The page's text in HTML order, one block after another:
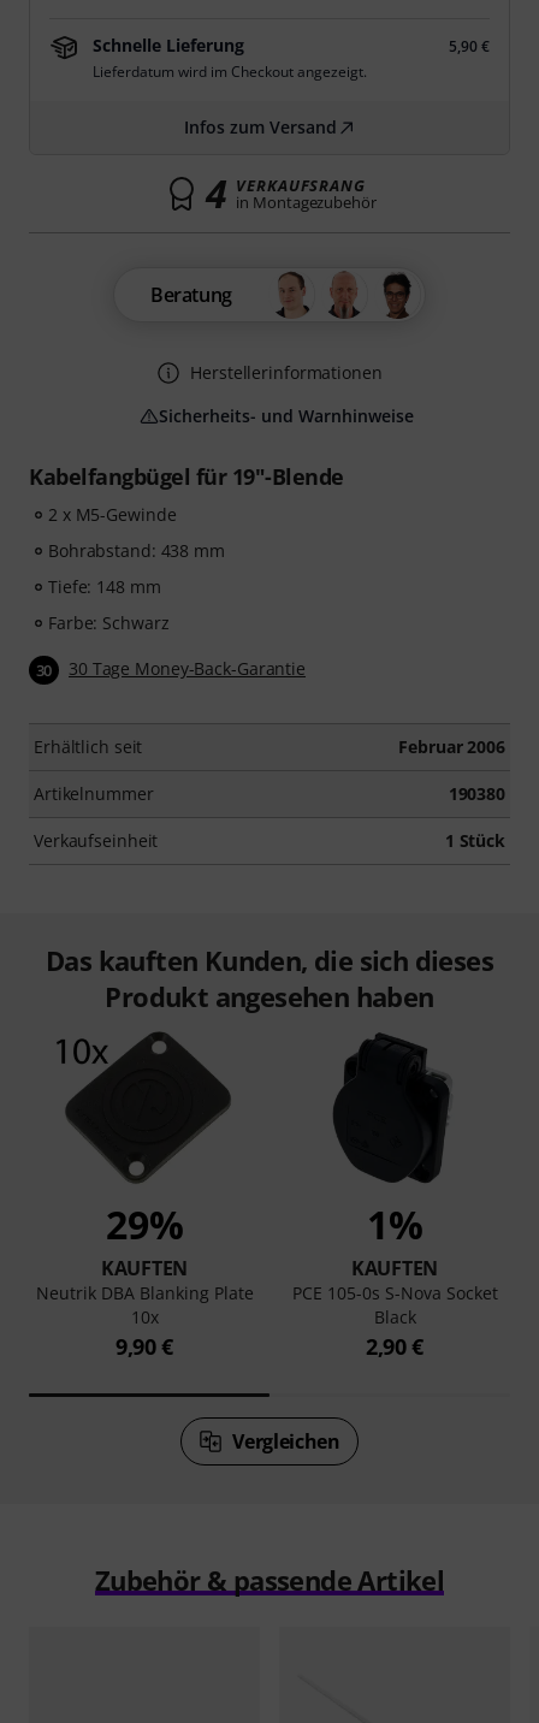
Kabelfangbügel für 19"-Blende
2 x M5-Gewinde
Bohrabstand: 438 mm
Tiefe: 148 mm
Farbe: Schwarz
30 30 Tage Money-Back-Garantie
Erhältlich seit Februar 2006
Artikelnummer 190380
Verkaufseinheit 1 Stück
Schnelle Lieferung
5,90 €
Lieferdatum wird im Checkout angezeigt.
Infos zum Versand
4 VERKAUFSRANG
in Montagezubehör
Beratung
Herstellerinformationen
Sicherheits- und Warnhinweise
Das kauften Kunden, die sich dieses
Produkt angesehen haben
29%
KAUFTEN
Neutrik DBA Blanking Plate
10x
9,90 €
1%
KAUFTEN
PCE 105-0s S-Nova Socket
Black
2,90 €
Vergleichen
Zubehör & passende Artikel